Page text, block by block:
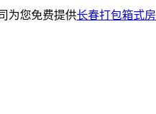
为您免费提供长春打包箱式房